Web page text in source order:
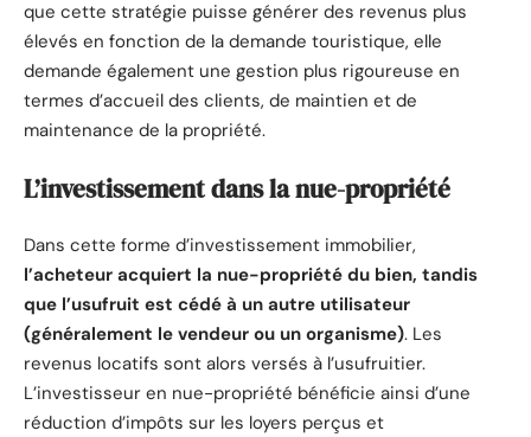
que cette stratégie puisse générer des revenus plus
élevés en fonction de la demande touristique, elle
demande également une gestion plus rigoureuse en
termes d’accueil des clients, de maintien et de
maintenance de la propriété.
L’investissement dans la nue-propriété
Dans cette forme d’investissement immobilier,
l’acheteur acquiert la nue-propriété du bien, tandis
que l’usufruit est cédé à un autre utilisateur
(généralement le vendeur ou un organisme). Les
revenus locatifs sont alors versés à l’usufruitier.
L’investisseur en nue-propriété bénéficie ainsi d’une
réduction d’impôts sur les loyers perçus et